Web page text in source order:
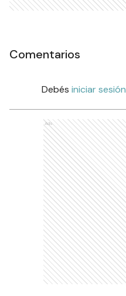
Comentarios
Debés iniciar sesión
Ads